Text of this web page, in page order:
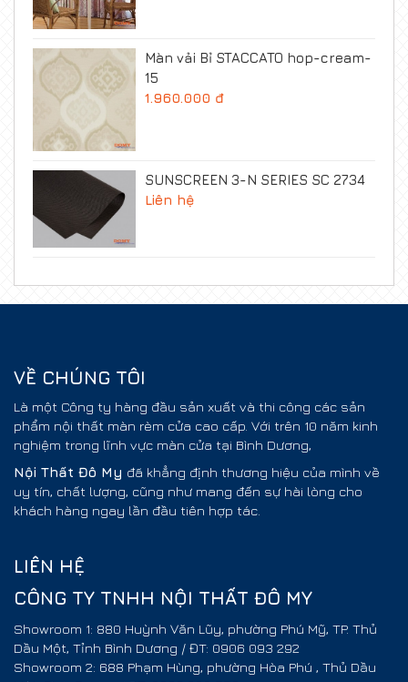
Màn vải Bỉ STACCATO hop-cream-
15
1.960.000 đ
SUNSCREEN 3-N SERIES SC 2734
Liên hệ
VỀ CHÚNG TÔI
Là một Công ty hàng đầu sản xuất và thi công các sản
phẩm nội thất màn rèm cửa cao cấp. Với trên 10 năm kinh
nghiệm trong lĩnh vực màn cửa tại Bình Dương,
Nội Thất Đô My đã khẳng định thương hiệu của mình về
uy tín, chất lượng, cũng như mang đến sự hài lòng cho
khách hàng ngay lần đầu tiên hợp tác.
LIÊN HỆ
CÔNG TY TNHH NỘI THẤT ĐÔ MY
Showroom 1: 880 Huỳnh Văn Lũy, phường Phú Mỹ, TP. Thủ
Dầu Một, Tỉnh Bình Dương / ĐT: 0906 093 292
Showroom 2: 688 Phạm Hùng, phường Hòa Phú , Thủ Dầu